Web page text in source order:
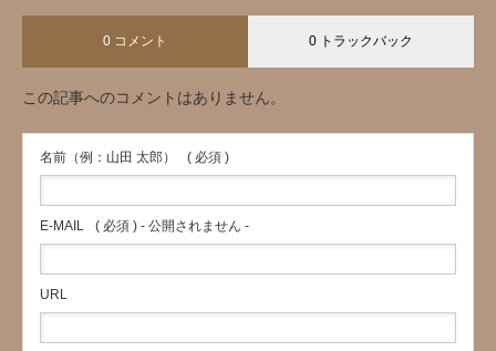
0 コメント 0 トラックバック
この記事へのコメントはありません。
名前（例：山田 太郎） ( 必須 )
E-MAIL ( 必須 ) - 公開されません -
URL